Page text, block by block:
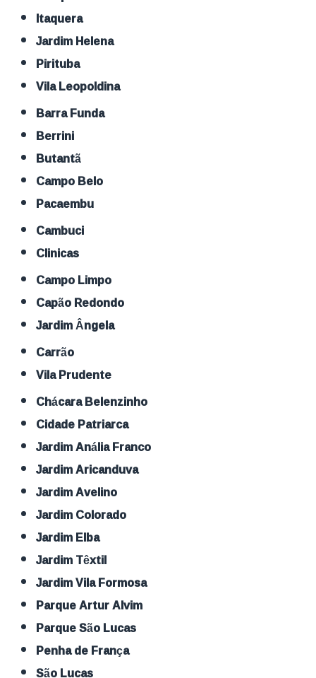
Itaquera
Jardim Helena
Pirituba
Vila Leopoldina
Barra Funda
Berrini
Butantã
Campo Belo
Pacaembu
Cambuci
Clinicas
Campo Limpo
Capão Redondo
Jardim Ângela
Carrão
Vila Prudente
Chácara Belenzinho
Cidade Patriarca
Jardim Anália Franco
Jardim Aricanduva
Jardim Avelino
Jardim Colorado
Jardim Elba
Jardim Têxtil
Jardim Vila Formosa
Parque Artur Alvim
Parque São Lucas
Penha de França
São Lucas